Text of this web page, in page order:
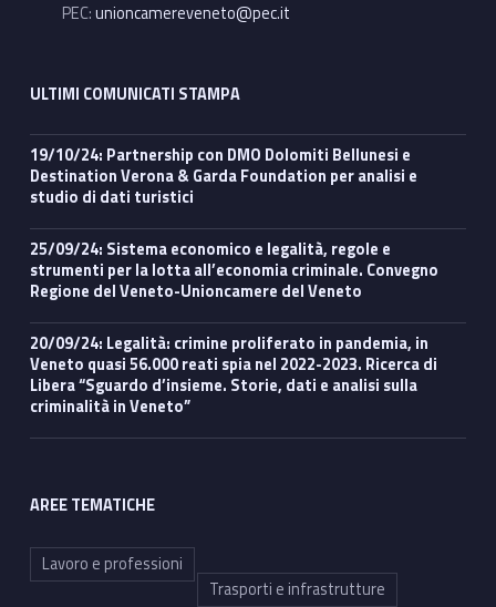
PEC:unioncamereveneto@pec.it
ULTIMI COMUNICATI STAMPA
19/10/24: Partnership con DMO Dolomiti Bellunesi e
Destination Verona & Garda Foundation per analisi e
studio di dati turistici
25/09/24: Sistema economico e legalità, regole e
strumenti per la lotta all’economia criminale. Convegno
Regione del Veneto-Unioncamere del Veneto
20/09/24: Legalità: crimine proliferato in pandemia, in
Veneto quasi 56.000 reati spia nel 2022-2023. Ricerca di
Libera “Sguardo d’insieme. Storie, dati e analisi sulla
criminalità in Veneto”
AREE TEMATICHE
Lavoro e professioni
Trasporti e infrastrutture